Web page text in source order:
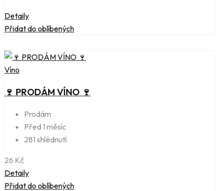
Detaily
Přidat do oblíbených
Víno
🍷 PRODÁM VÍNO 🍷
Prodám
Před 1 měsíc
281 shlédnutí
26 Kč
Detaily
Přidat do oblíbených